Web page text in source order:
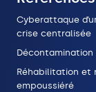
Cyberattaque
crise centralisée
Réhabilitation et
empoussiéré